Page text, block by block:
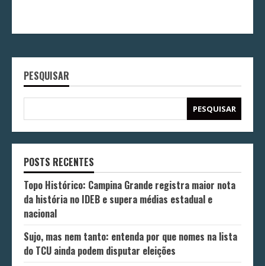
PESQUISAR
PESQUISAR
POSTS RECENTES
Topo Histórico: Campina Grande registra maior nota
da história no IDEB e supera médias estadual e
nacional
Sujo, mas nem tanto: entenda por que nomes na lista
do TCU ainda podem disputar eleições